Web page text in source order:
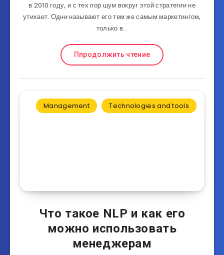
в 2010 году, и с тех пор шум вокруг этой стратегии не
утихает. Одни называют его тем же самым маркетингом,
только в…
Ппродолжить чтение
Management Technologies and tools
Что такое NLP и как его
можно использовать
менеджерам